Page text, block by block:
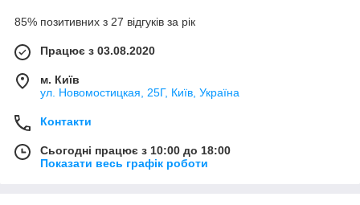
85% позитивних з 27 відгуків за рік
Працює з 03.08.2020
м. Київ
ул. Новомостицкая, 25Г, Київ, Україна
Контакти
Сьогодні працює з 10:00 до 18:00
Показати весь графік роботи